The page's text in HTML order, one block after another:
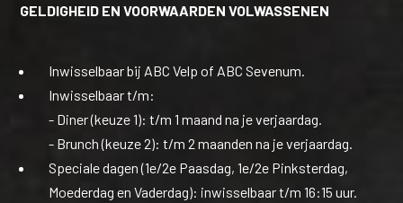
GELDIGHEID EN VOORWAARDEN VOLWASSENEN
Inwisselbaar bij ABC Velp of ABC Sevenum.
Inwisselbaar t/m:
- Diner (keuze 1): t/m 1 maand na je verjaardag.
- Brunch (keuze 2): t/m 2 maanden na je verjaardag.
Speciale dagen (1e/2e Paasdag, 1e/2e Pinksterdag,
Moederdag en Vaderdag): inwisselbaar t/m 16:15 uur.